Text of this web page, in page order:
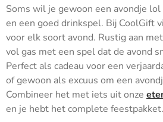
Soms wil je gewoon een avondje
en een goed drinkspel. Bij CoolGift
voor elk soort avond. Rustig aan
vol gas met een spel dat de avond
Perfect als cadeau voor een
of gewoon als excuus om een
Combineer het met iets uit onze
en je hebt het complete feestpakket.